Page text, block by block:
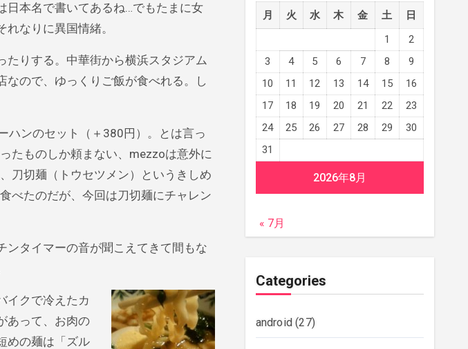
日本名で書いてあるね…でもたまに女
なりに異国情緒。
たりする。中華街から横浜スタジアム
ので、ゆっくりご飯が食べれる。し
ンのセット（＋380円）。とは言っ
たものしか頼まない、mezzoは意外に
刀切麺（トウセツメン）というきしめ
べたのだが、今回は刀切麺にチャレン
タイマーの音が聞こえてきて間もな
イクで冷えたカ
あって、お肉の
めの麺は「ズル
2026年8月
月 火 水 木 金 土
日
1
2
3
4 5 6 7 8
9
10
11 12 13 14 15
16
17
18 19 20 21 22
23
24
25 26 27 28 29
30
31
« 7月
Categories
android(27)